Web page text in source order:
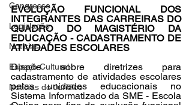
Congresso
Legislação
Notícias
Espaço Cultural
Notícias do Jurídico
EVOLUÇÃO FUNCIONAL DOS
INTEGRANTES DAS CARREIRAS DO
QUADRO DO MAGISTÉRIO DA
EDUCAÇÃO - CADASTRAMENTO DE
ATIVIDADES ESCOLARES
Dispõe sobre diretrizes para
cadastramento de atividades escolares
pelas unidades educacionais no
Sistema Informatizado da SME - Escola